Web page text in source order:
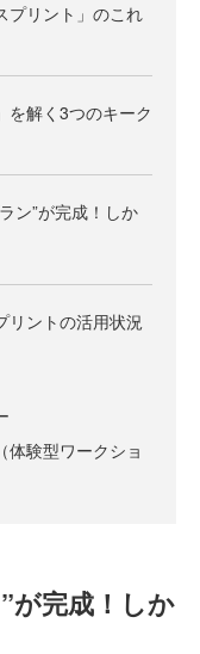
プリント」のこれ
を解く3つのキーク
ン”が完成！しか
リントの活用状況
体験型ワークショ
が完成！しか